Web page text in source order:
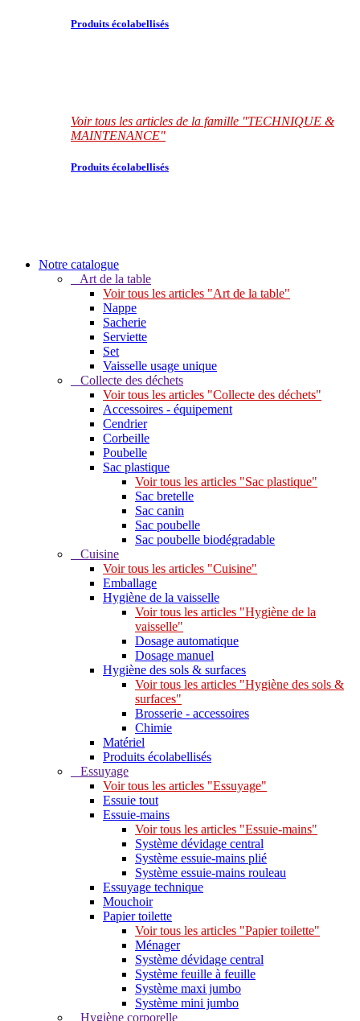
Produits écolabellisés
Voir tous les articles de la famille "TECHNIQUE &
MAINTENANCE"
Produits écolabellisés
Notre catalogue
Art de la table
Voir tous les articles "Art de la table"
Nappe
Sacherie
Serviette
Set
Vaisselle usage unique
Collecte des déchets
Voir tous les articles "Collecte des déchets"
Accessoires - équipement
Cendrier
Corbeille
Poubelle
Sac plastique
Voir tous les articles "Sac plastique"
Sac bretelle
Sac canin
Sac poubelle
Sac poubelle biodégradable
Cuisine
Voir tous les articles "Cuisine"
Emballage
Hygiène de la vaisselle
Voir tous les articles "Hygiène de la
vaisselle"
Dosage automatique
Dosage manuel
Hygiène des sols & surfaces
Voir tous les articles "Hygiène des sols &
surfaces"
Brosserie - accessoires
Chimie
Matériel
Produits écolabellisés
Essuyage
Voir tous les articles "Essuyage"
Essuie tout
Essuie-mains
Voir tous les articles "Essuie-mains"
Système dévidage central
Système essuie-mains plié
Système essuie-mains rouleau
Essuyage technique
Mouchoir
Papier toilette
Voir tous les articles "Papier toilette"
Ménager
Système dévidage central
Système feuille à feuille
Système maxi jumbo
Système mini jumbo
Hygiène corporelle